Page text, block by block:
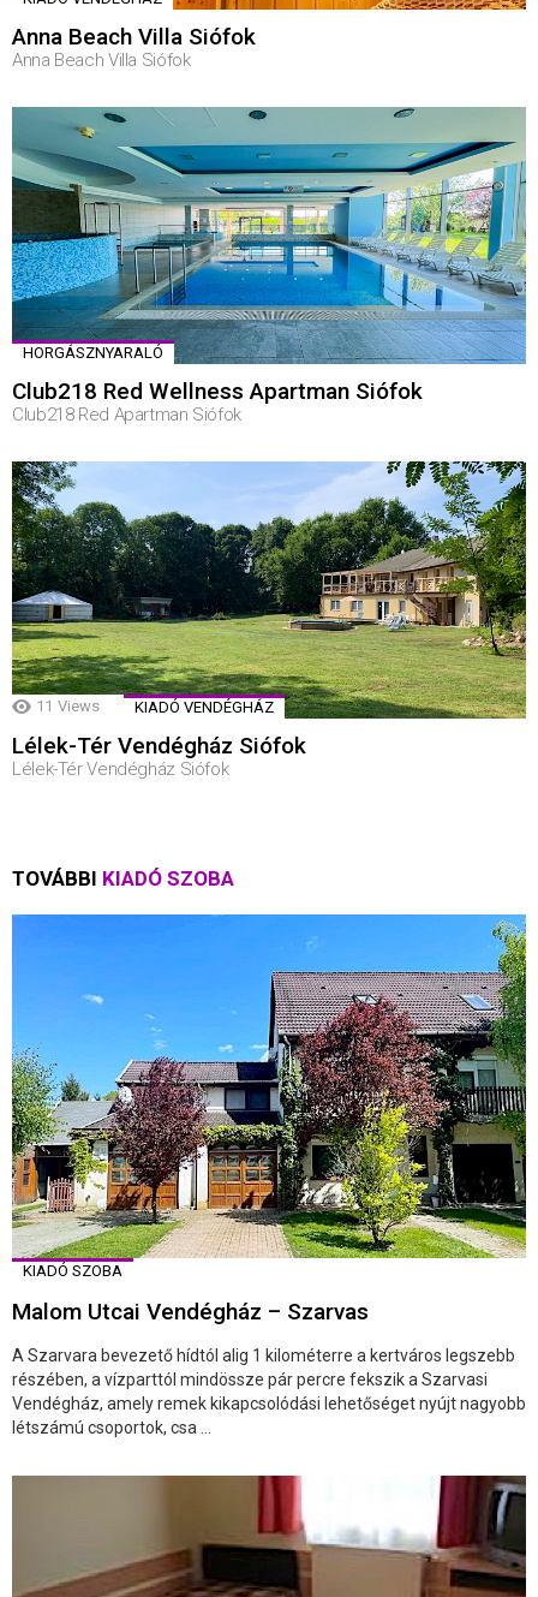
Anna Beach Villa Siófok
Anna Beach Villa Siófok
HORGÁSZNYARALÓ
Club218 Red Wellness Apartman Siófok
Club218 Red Apartman Siófok
11 Views KIADÓ VENDÉGHÁZ
Lélek-Tér Vendégház Siófok
Lélek-Tér Vendégház Siófok
TOVÁBBI KIADÓ SZOBA
KIADÓ SZOBA
Malom Utcai Vendégház – Szarvas
A Szarvara bevezető hídtól alig 1 kilométerre a kertváros legszebb
részében, a vízparttól mindössze pár percre fekszik a Szarvasi
Vendégház, amely remek kikapcsolódási lehetőséget nyújt nagyobb
létszámú csoportok, csa ...